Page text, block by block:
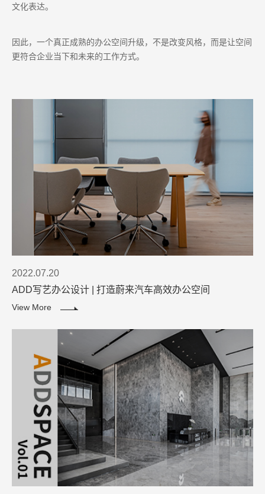
文化表达。
因此，一个真正成熟的办公空间升级，不是改变风格，而是让空间
更符合企业当下和未来的工作方式。
2022.07.20
ADD写艺办公设计 | 打造蔚来汽车高效办公空间
View More